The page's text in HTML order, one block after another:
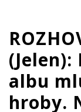
albu
hroby.